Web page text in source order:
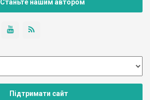
Станьте нашим автором
Підтримати сайт